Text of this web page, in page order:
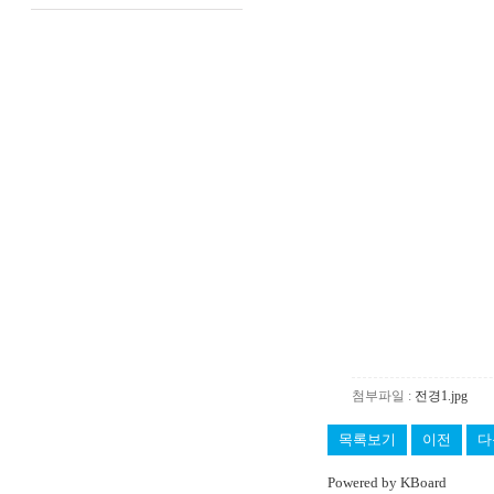
첨부파일 : 전경1.jpg
목록보기 이전
Powered by KBoard